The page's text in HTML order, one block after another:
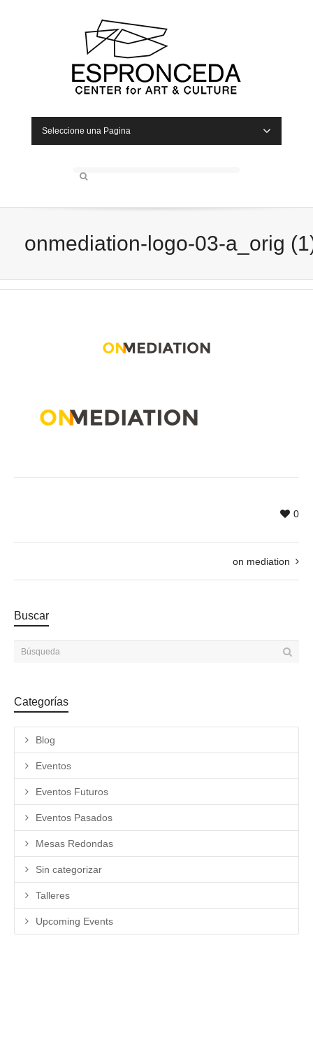
Seleccione una Pagina
onmediation-logo-03-a_orig
0
on mediation
Buscar
Categorías
Blog
Eventos
Eventos Futuros
Eventos Pasados
Mesas Redondas
Sin categorizar
Talleres
Upcoming Events